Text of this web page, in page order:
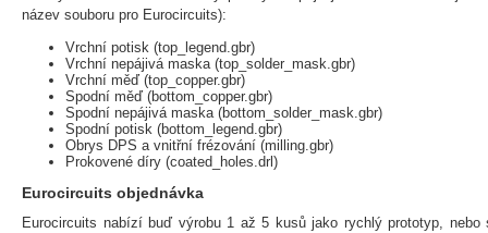
název souboru pro Eurocircuits):
Vrchní potisk (top_legend.gbr)
Vrchní nepájivá maska (top_solder_mask.gbr)
Vrchní měď (top_copper.gbr)
Spodní měď (bottom_copper.gbr)
Spodní nepájivá maska (bottom_solder_mask.gbr)
Spodní potisk (bottom_legend.gbr)
Obrys DPS a vnitřní frézování (milling.gbr)
Prokovené díry (coated_holes.drl)
Eurocircuits objednávka
Eurocircuits nabízí buď výrobu 1 až 5 kusů jako rychlý prototyp, nebo